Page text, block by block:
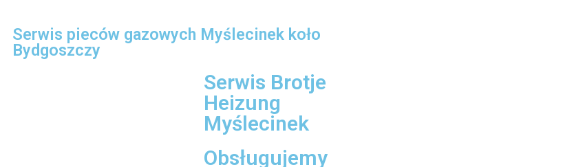
Serwis pieców gazowych Myślecinek koło
Bydgoszczy
Serwis Brotje
Heizung
Myślecinek
Obsługujemy